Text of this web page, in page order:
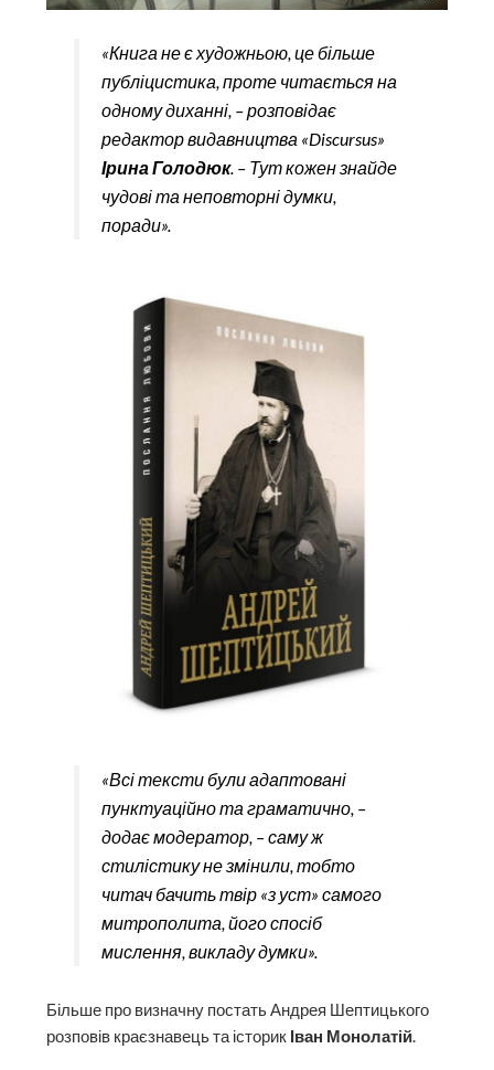
«Книга не є художньою, це більше
публіцистика, проте читається на
одному диханні, – розповідає
редактор видавництва «Discursus»
Ірина Голодюк. – Тут кожен знайде
чудові та неповторні думки,
поради».
«Всі тексти були адаптовані
пунктуаційно та граматично, –
додає модератор, – саму ж
стилістику не змінили, тобто
читач бачить твір «з уст» самого
митрополита, його спосіб
мислення, викладу думки».
Більше про визначну постать Андрея Шептицького
розповів краєзнавець та історик Іван Монолатій.